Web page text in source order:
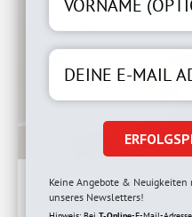
Wissenswertes
Keine Angebote &
unseres Newsletters!